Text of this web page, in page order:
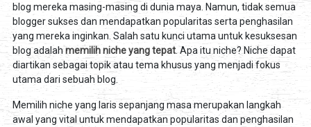
blog mereka masing-masing di dunia maya. Namun, tidak semua
blogger sukses dan mendapatkan popularitas serta penghasilan
yang mereka inginkan. Salah satu kunci utama untuk kesuksesan
blog adalahmemilih niche yang tepat. Apa itu niche? Niche dapat
diartikan sebagai topik atau tema khusus yang menjadi fokus
utama dari sebuah blog.
Memilih niche yang laris sepanjang masa merupakan langkah
awal yang vital untuk mendapatkan popularitas dan penghasilan